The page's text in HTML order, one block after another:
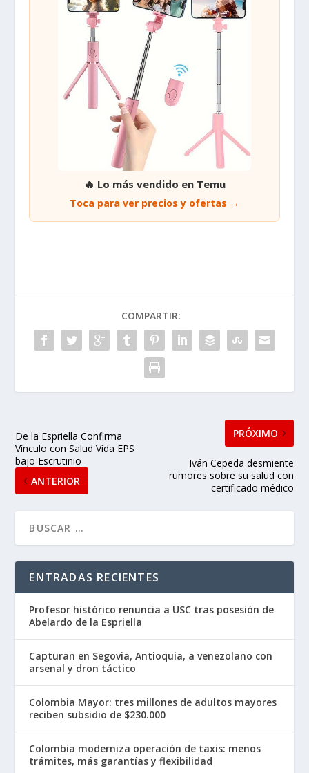
🔥 Lo más vendido en Temu
Toca para ver precios y ofertas →
COMPARTIR:
De la Espriella Confirma
Vínculo con Salud Vida EPS
bajo Escrutinio
ANTERIOR
PRÓXIMO
Iván Cepeda desmiente
rumores sobre su salud con
certificado médico
ENTRADAS RECIENTES
Profesor histórico renuncia a USC tras posesión de
Abelardo de la Espriella
Capturan en Segovia, Antioquia, a venezolano con
arsenal y dron táctico
Colombia Mayor: tres millones de adultos mayores
reciben subsidio de $230.000
Colombia moderniza operación de taxis: menos
trámites, más garantías y flexibilidad